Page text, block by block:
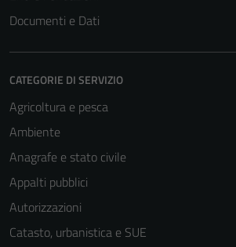
Documenti e Dati
CATEGORIE DI SERVIZIO
Agricoltura e pesca
Ambiente
Anagrafe e stato civile
Appalti pubblici
Autorizzazioni
Catasto, urbanistica e SUE